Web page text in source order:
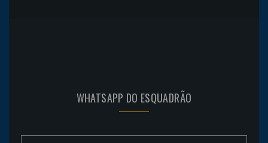
WHATSAPP DO ESQUADRÃO